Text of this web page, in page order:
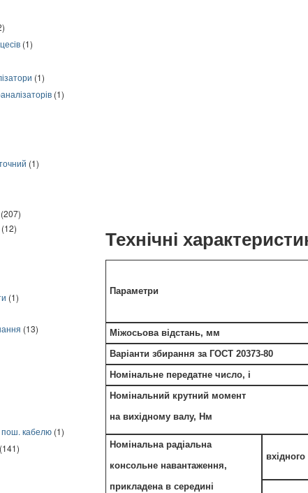
(1)
(1)
(1)
(1)
(207)
(12)
(1)
(13)
пош. кабелю (1)
(141)
Технічні
Параметри
Міжосьова відстань, мм
Варіанти збирання за ГОСТ 20373-80
Номінальне передатне число, i
Номінальний крутний момент
на вихідному валу, Нм
Номінальна радіальна
консольне навантаження,
прикладена в середині
вхідного